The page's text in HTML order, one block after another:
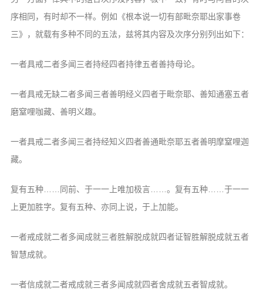
序相同，有时却不一样。例如《根本说一切有部毗奈耶出家事卷
三》，就载有多种不同的五法，兹将其内容及次序分别列出如下：
一者具戒二者多闻三者持经四者持律五者善持母论。
一者具戒无缺二者多闻三者善明经义四者于毗奈耶、善知通塞五者
磨窒哩咖藏、善明义趣。
一者具戒二者多闻三者持经知义四者善通毗奈耶五者善明摩窒哩迦
藏。
复有五种……同前、于一一上唯加极言……。复有五种……于一一
上更加胜字。复有五种、亦同上说，于上加能。
一者戒成就二者多闻成就三者胜解脱成就四者证智胜解脱成就五者
智慧成就。
一者信成就二者戒成就三者多闻成就四者舍成就五者智成就。